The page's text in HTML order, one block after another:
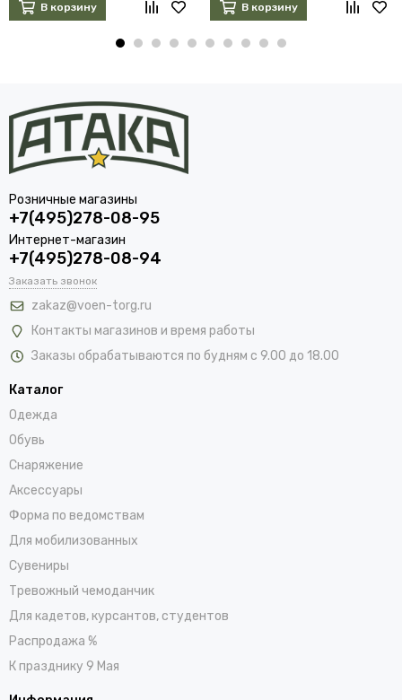
В корзину В корзину
Розничные магазины
+7(495)278-08-95
Интернет-магазин
+7(495)278-08-94
Заказать звонок
zakaz@voen-torg.ru
Контакты магазинов и время работы
Заказы обрабатываются по будням с 9.00 до 18.00
Каталог
Одежда
Обувь
Снаряжение
Аксессуары
Форма по ведомствам
Для мобилизованных
Сувениры
Тревожный чемоданчик
Для кадетов, курсантов, студентов
Распродажа %
К празднику 9 Мая